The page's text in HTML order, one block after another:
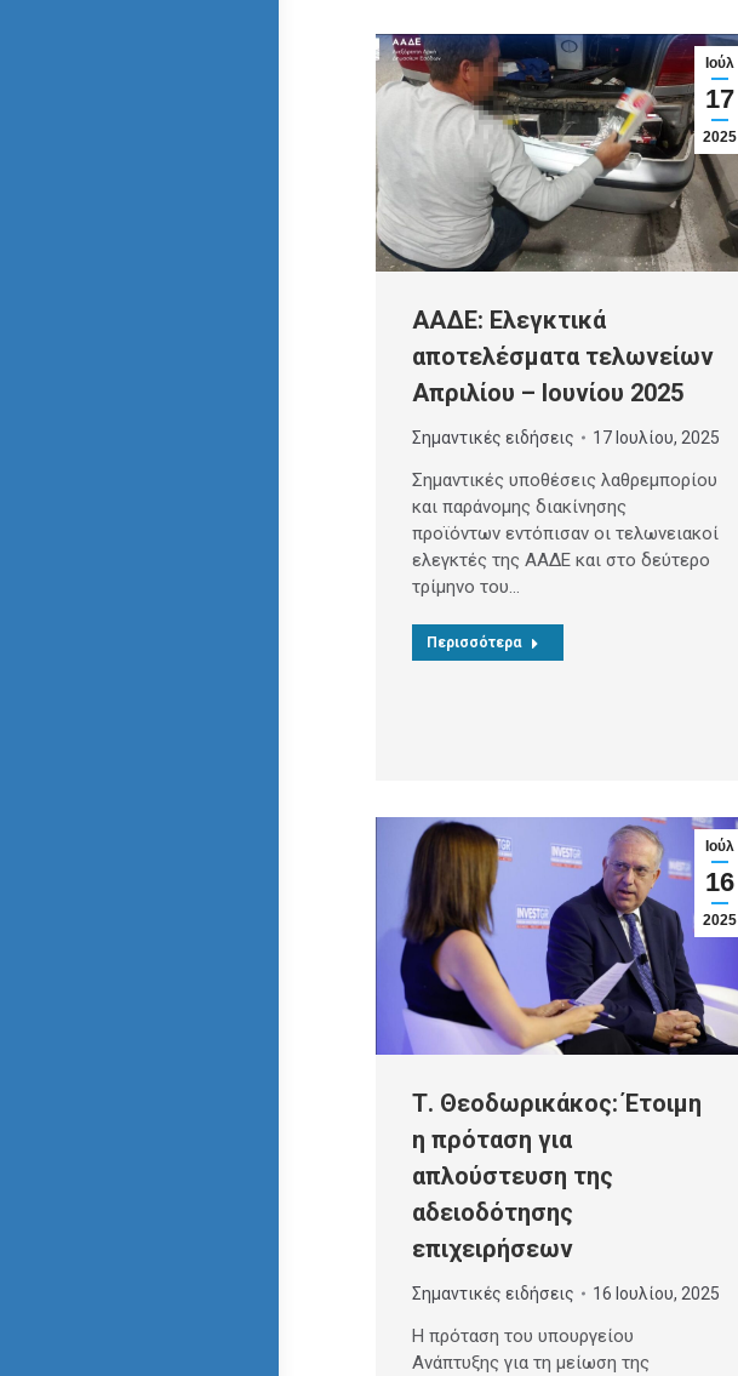
Ιούλ
17
2025
ΑΑΔΕ: Ελεγκτικά
αποτελέσματα τελωνείων
Απριλίου – Ιουνίου 2025
Σημαντικές ειδήσεις 17 Ιουλίου, 2025
Σημαντικές υποθέσεις λαθρεμπορίου
και παράνομης διακίνησης
προϊόντων εντόπισαν οι τελωνειακοί
ελεγκτές της ΑΑΔΕ και στο δεύτερο
τρίμηνο του…
Περισσότερα
Ιούλ
16
2025
Τ. Θεοδωρικάκος: Έτοιμη
η πρόταση για
απλούστευση της
αδειοδότησης
επιχειρήσεων
Σημαντικές ειδήσεις 16 Ιουλίου, 2025
Η πρόταση του υπουργείου
Ανάπτυξης για τη μείωση της